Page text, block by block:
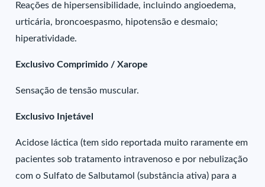
Reações de hipersensibilidade, incluindo angioedema,
urticária, broncoespasmo, hipotensão e desmaio;
hiperatividade.
Exclusivo Comprimido / Xarope
Sensação de tensão muscular.
Exclusivo Injetável
Acidose láctica (tem sido reportada muito raramente em
pacientes sob tratamento intravenoso e por nebulização
com o Sulfato de Salbutamol (substância ativa) para a